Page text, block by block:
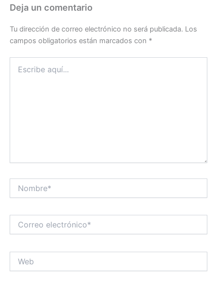
Deja un comentario
Tu dirección de correo electrónico no será publicada. Los
campos obligatorios están marcados con *
aquí...
electrónico*